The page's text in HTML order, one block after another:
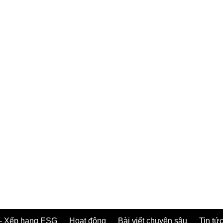
Xếp hạng ESG Hoạt động Bài viết chuyên sâu Tin